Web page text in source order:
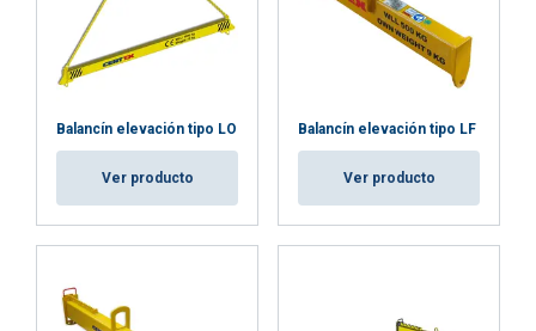
Balancín elevación tipo LO
Ver producto
Balancín elevación tipo LF
Ver producto
Cookies
estrictamente
Cookies de
preferencias
Cookies de
funcionalidad
Cookies no
clasificadas